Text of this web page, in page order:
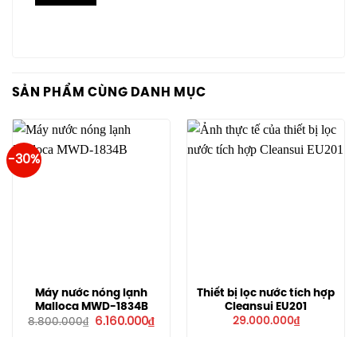
SẢN PHẨM CÙNG DANH MỤC
-30%
Máy nước nóng lạnh
Malloca MWD-1834B
8.800.000₫
Giá
6.160.000₫Giá
hiện
Thiết bị lọc nước tích hợp
Cleansui EU201
29.000.000₫